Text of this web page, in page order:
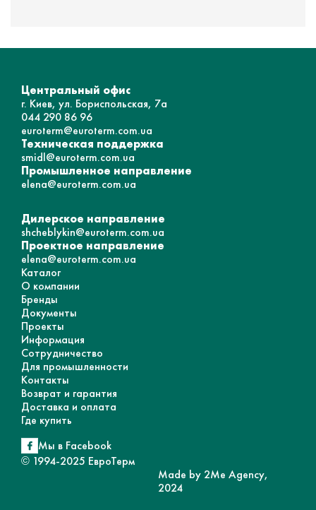
Центральный офис
г. Киев, ул. Бориспольская, 7а
044 290 86 96
euroterm@euroterm.com.ua
Техническая поддержка
smidl@euroterm.com.ua
Промышленное направление
elena@euroterm.com.ua
Дилерское направление
shcheblykin@euroterm.com.ua
Проектное направление
elena@euroterm.com.ua
Каталог
О компании
Бренды
Документы
Проекты
Информация
Сотрудничество
Для промышленности
Контакты
Возврат и гарантия
Доставка и оплата
Где купить
Мы в Facebook
© 1994-2025 ЕвроТерм
Made by 2Me Agency,
2024